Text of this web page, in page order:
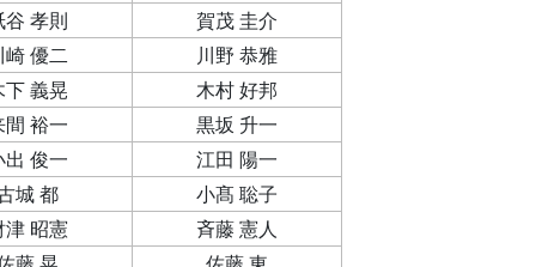
谷 孝則
賀茂 圭介
崎 優二
川野 恭雅
下 義晃
木村 好邦
間 裕一
黒坂 升一
出 俊一
江田 陽一
城 都
小髙 聡子
津 昭憲
斉藤 憲人